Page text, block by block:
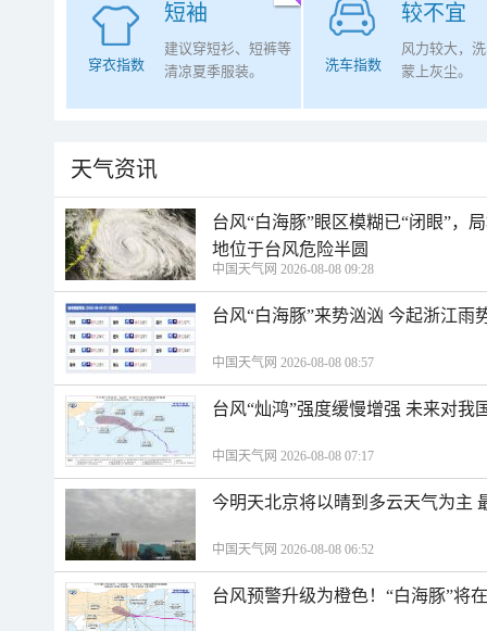
短袖
穿衣指数
建议穿短衫、短裤等
清凉夏季服装。
较不宜
洗车指数
风力较大，
蒙上灰尘。
天气资讯
台风“白海豚”眼区模糊已“闭眼”，
地位于台风危险半圆
中国天气网 2026-08-08 09:28
台风“白海豚”来势汹汹 今起浙江雨
中国天气网 2026-08-08 08:57
台风“灿鸿”强度缓慢增强 未来对我
中国天气网 2026-08-08 07:17
今明天北京将以晴到多云天气为主
中国天气网 2026-08-08 06:52
台风预警升级为橙色！“白海豚”将